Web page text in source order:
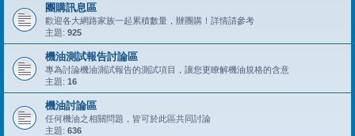
團購訊息區
歡迎各大網路家族一起累積數量，辦團購！詳情請參考
主題: 925
機油測試報告討論區
專為討論機油測試報告的測試項目，讓您更瞭解機油規格的含意
主題: 16
機油討論區
任何機油之相關問題，皆可於此區共同討論
主題: 636